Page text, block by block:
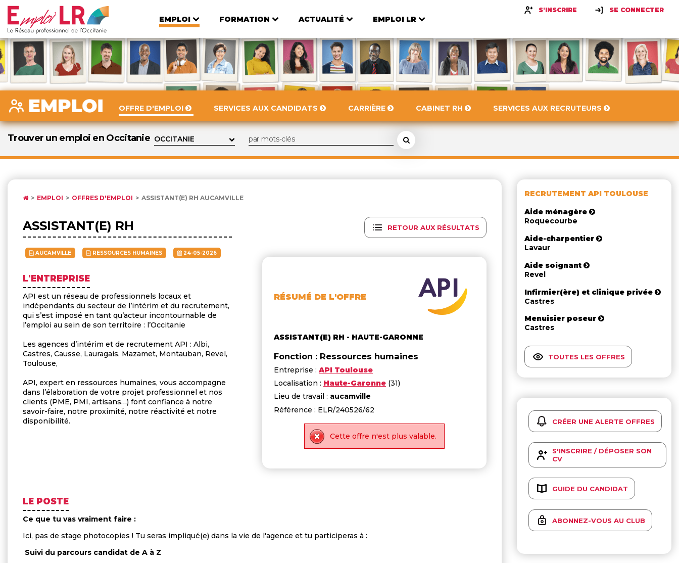
EMPLOI FORMATION ACTUALITÉ EMPLOI LR
S'INSCRIRE SE CONNECTER
OFFRE D'EMPLOI SERVICES AUX CANDIDATS CARRIÈRE CABINET RH SERVICES AUX RECRUTEURS
Trouver un emploi en Occitanie
EMPLOI OFFRES D'EMPLOI ASSISTANT(E) RH AUCAMVILLE
RETOUR AUX RÉSULTATS
RÉSUMÉ DE L'OFFRE
ASSISTANT(E) RH - HAUTE-GARONNE
Fonction : Ressources humaines
Entreprise : API Toulouse
Localisation : Haute-Garonne (31)
Lieu de travail : aucamville
Référence : ELR/240526/62
Cette offre n'est plus valable.
ASSISTANT(E) RH
AUCAMVILLE RESSOURCES HUMAINES 24-05-2026
L'ENTREPRISE
API est un réseau de professionnels locaux et
indépendants du secteur de l’intérim et du recrutement,
qui s’est imposé en tant qu’acteur incontournable de
l’emploi au sein de son territoire : l’Occitanie
Les agences d’intérim et de recrutement API : Albi,
Castres, Causse, Lauragais, Mazamet, Montauban, Revel,
Toulouse,
API, expert en ressources humaines, vous accompagne
dans l’élaboration de votre projet professionnel et nos
clients (PME, PMI, artisans…) font confiance à notre
savoir-faire, notre proximité, notre réactivité et notre
disponibilité.
LE POSTE
Ce que tu vas vraiment faire :
Ici, pas de stage photocopies ! Tu seras impliqué(e) dans la vie de l'agence et tu participeras à :
Suivi du parcours candidat de A à Z
RECRUTEMENT API TOULOUSE
Aide ménagère
Roquecourbe
Aide-charpentier
Lavaur
Aide soignant
Revel
Infirmier(ère) et clinique privée
Castres
Menuisier poseur
Castres
TOUTES LES OFFRES
CRÉER UNE ALERTE OFFRES
S'INSCRIRE / DÉPOSER SON
CV
GUIDE DU CANDIDAT
ABONNEZ-VOUS AU CLUB